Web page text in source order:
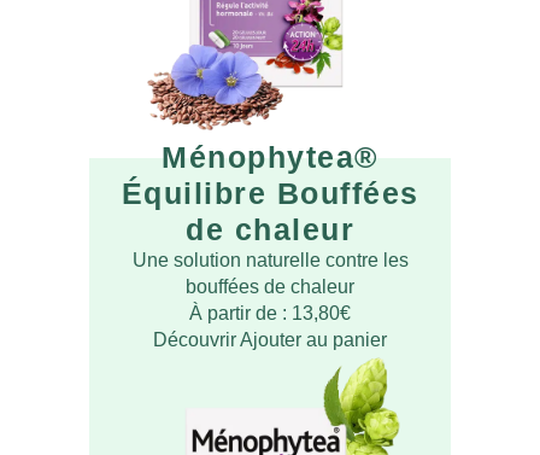
Ménophytea®
Équilibre Bouffées
de chaleur
Une solution naturelle contre les
bouffées de chaleur
À partir de : 13,80€
DécouvrirAjouter au panier